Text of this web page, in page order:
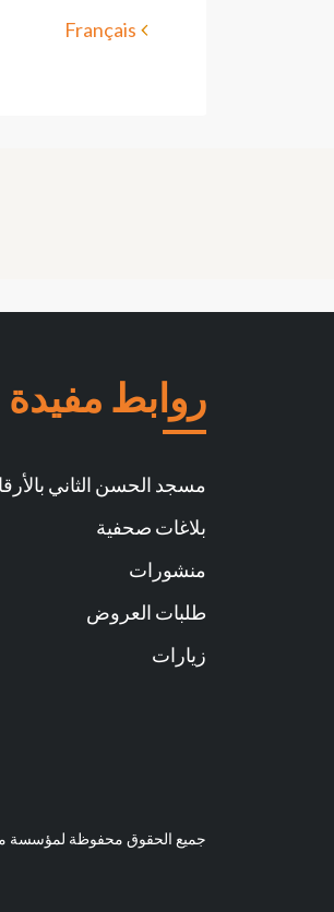
Français
روابط مفيدة
مسجد الحسن الثاني
بلاغات صحفية
منشورات
طلبات العروض
زيارات
جميع الحقوق محفوظة لمؤسسة مسجد